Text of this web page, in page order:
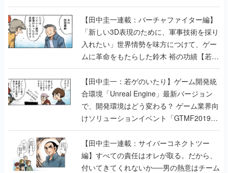
【若ゲのいたり最終回】
【田中圭一連載：バーチャファイター編】
「新しい3D表現のために、軍事技術を採り
入れたい」世界情勢を味方につけて、ゲー
ムに革命をもたらした鈴木 裕の功績【若ゲ
のいたり】
【田中圭一：若ゲのいたり】ゲーム開発統
合環境「Unreal Engine」最新バージョン
で、開発環境はどう変わる？ ゲーム業界向
けソリューションイベント「GTMF2019」
に行って、より理解を深めよう【PR】
【田中圭一連載：サイバーコネクトツー
編】すべての責任はオレが取る。だから、
付いてきてくれないか──男の熱意はチーム